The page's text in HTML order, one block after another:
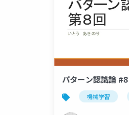
パターン認識論 #8
機械学習